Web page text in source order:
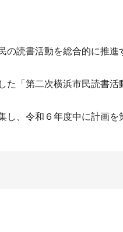
読書活動を総合的に推
た「第二次横浜市民読書
、令和６年度中に計画を